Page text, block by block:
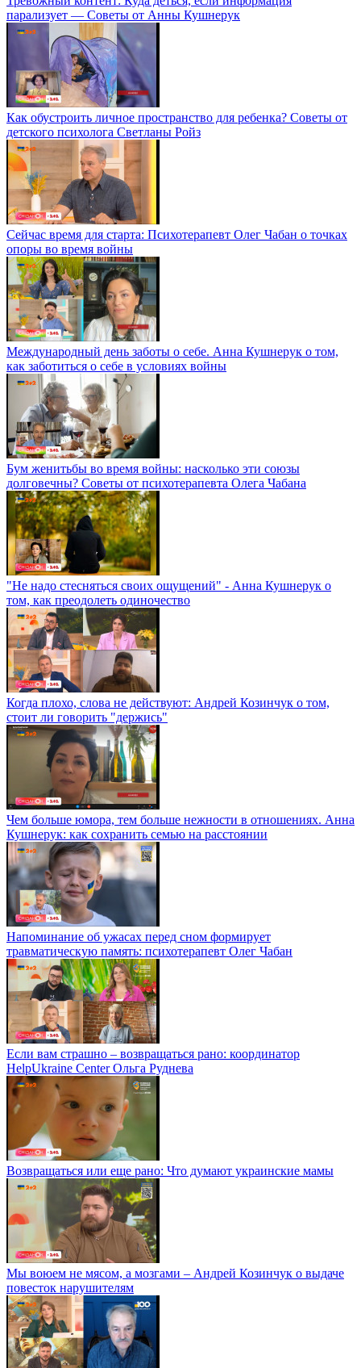
парализует — Советы от Анны Кушнерук
Как обустроить личное пространство для ребенка? Советы от
детского психолога Светланы Ройз
Сейчас время для старта: Психотерапевт Олег Чабан о точках
опоры во время войны
Международный день заботы о себе. Анна Кушнерук о том,
как заботиться о себе в условиях войны
Бум женитьбы во время войны: насколько эти союзы
долговечны? Советы от психотерапевта Олега Чабана
"Не надо стесняться своих ощущений" - Анна Кушнерук о
том, как преодолеть одиночество
Когда плохо, слова не действуют: Андрей Козинчук о том,
стоит ли говорить "держись"
Чем больше юмора, тем больше нежности в отношениях. Анна
Кушнерук: как сохранить семью на расстоянии
Напоминание об ужасах перед сном формирует
травматическую память: психотерапевт Олег Чабан
Если вам страшно – возвращаться рано: координатор
HelpUkraine Center Ольга Руднева
Возвращаться или еще рано: Что думают украинские мамы
Мы воюем не мясом, а мозгами – Андрей Козинчук о выдаче
повесток нарушителям